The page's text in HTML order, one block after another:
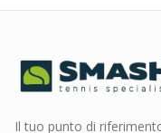
Il tuo punto di